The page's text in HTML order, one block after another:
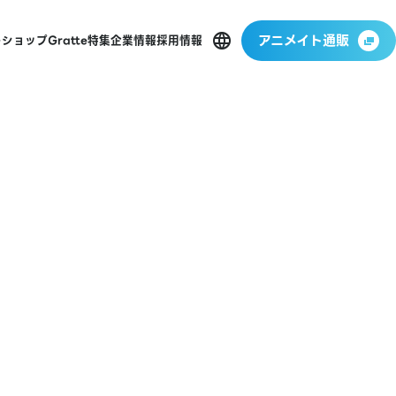
ョップGratte特集企業情報採用情報 アニメイト通販